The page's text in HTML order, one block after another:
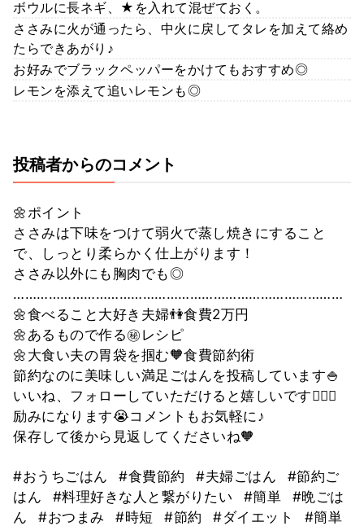
ボウルに長ネギ、★を入れて混ぜておく。
ささみに火が通ったら、中火に戻してタレを加えて絡め
たらできあがり♪
お好みでブラックペッパーをかけてもおすすめ◎
レモンを添えて追いレモンも◎
投稿者からのコメント
🌼ポイント
ささみは下味をつけて弱火で蒸し焼きにすること
で、しっとり柔らかく仕上がります！
ささみ以外にも胸肉でも◎
…………………………………………………………………………
🌼食べること大好き夫婦👫食費2万円
🌼あるもので作る㊙︎レシピ
🌼大食い夫の胃袋を掴む🧡食費節約術
節約なのに美味しい満足ごはんを投稿しています🍚
いいね、フォローしていただけると嬉しいです🙇‍♀️✨
励みになります😭コメントもお気軽に♪
保存して後から見返してくださいね🧡
#おうちごはん #食費節約 #夫婦ごはん
#節約ご
はん
#料理好きな人と繋がりたい #簡単
#晩ごは
ん
#おつまみ #時短 #節約 #ダイエット
#簡単